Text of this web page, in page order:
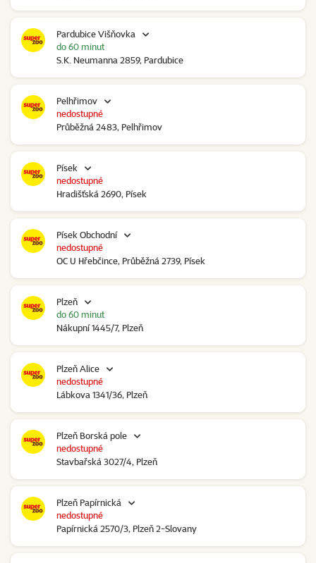
Pardubice Višňovka
S.K. Neumanna 2859, Pardubice
do 60 minut
Pelhřimov
Průběžná 2483, Pelhřimov
nedostupné
Písek
Hradišťská 2690, Písek
nedostupné
Písek Obchodní
OC U Hřebčince, Průběžná 2739, Písek
nedostupné
Plzeň
Nákupní 1445/7, Plzeň
do 60 minut
Plzeň Alice
Lábkova 1341/36, Plzeň
nedostupné
Plzeň Borská pole
Stavbařská 3027/4, Plzeň
nedostupné
Plzeň Papírnická
Papírnická 2570/3, Plzeň 2-Slovany
nedostupné